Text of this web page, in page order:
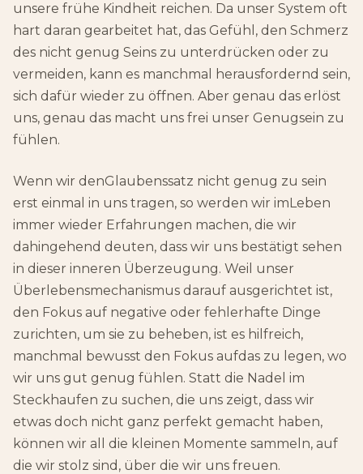
unsere frühe Kindheit reichen. Da unser System oft
hart daran gearbeitet hat, das Gefühl, den Schmerz
des nicht genug Seins zu unterdrücken oder zu
vermeiden, kann es manchmal herausfordernd sein,
sich dafür wieder zu öffnen. Aber genau das erlöst
uns, genau das macht uns frei unser Genugsein zu
fühlen.
Wenn wir denGlaubenssatz nicht genug zu sein
erst einmal in uns tragen, so werden wir imLeben
immer wieder Erfahrungen machen, die wir
dahingehend deuten, dass wir uns bestätigt sehen
in dieser inneren Überzeugung. Weil unser
Überlebensmechanismus darauf ausgerichtet ist,
den Fokus auf negative oder fehlerhafte Dinge
zurichten, um sie zu beheben, ist es hilfreich,
manchmal bewusst den Fokus aufdas zu legen, wo
wir uns gut genug fühlen. Statt die Nadel im
Steckhaufen zu suchen, die uns zeigt, dass wir
etwas doch nicht ganz perfekt gemacht haben,
können wir all die kleinen Momente sammeln, auf
die wir stolz sind, über die wir uns freuen.